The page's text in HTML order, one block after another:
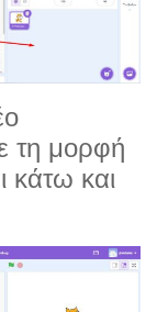
τη μορφή
κάτω και